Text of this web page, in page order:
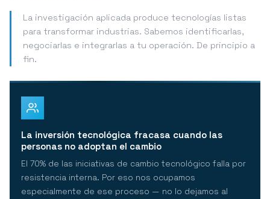
La investigación aplicada produce tecnologías listas
para transformar industrias. Sabemos identificarlas,
negociarlas e integrarlas a tu operación. De principio a
fin.
La inversión tecnológica fracasa cuando las
personas no adoptan el cambio
El 70% de las iniciativas de cambio tecnológico falla por
resistencia interna. Por eso nos ocupamos
especialmente de ese proceso — no lo dejamos al